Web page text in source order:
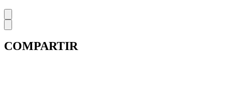
COMPARTIR